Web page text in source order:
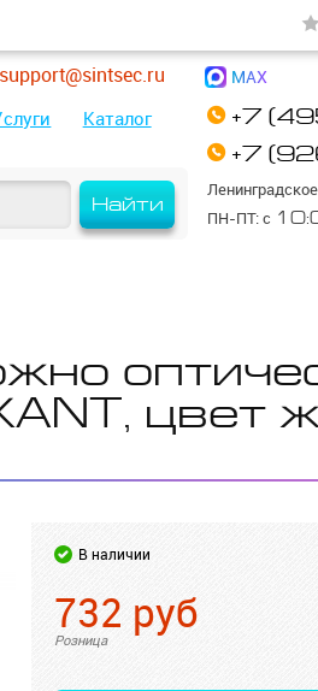
Найти
Каталог
+7
+7
ПН-ПТ: с
support@sintsec.ru MAX
цвет
В наличии
732 руб
Розница